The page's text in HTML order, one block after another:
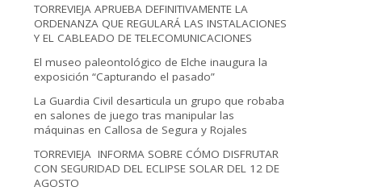
TORREVIEJA APRUEBA DEFINITIVAMENTE LA
ORDENANZA QUE REGULARÁ LAS INSTALACIONES
Y EL CABLEADO DE TELECOMUNICACIONES
El museo paleontológico de Elche inaugura la
exposición “Capturando el pasado”
La Guardia Civil desarticula un grupo que robaba
en salones de juego tras manipular las
máquinas en Callosa de Segura y Rojales
TORREVIEJA INFORMA SOBRE CÓMO DISFRUTAR
CON SEGURIDAD DEL ECLIPSE SOLAR DEL 12 DE
AGOSTO